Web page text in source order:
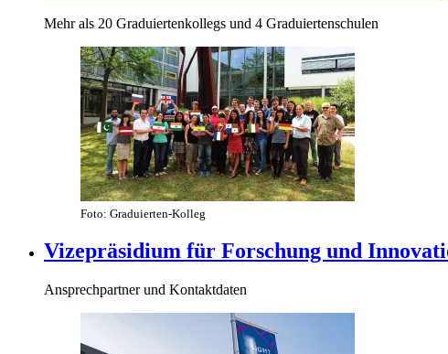
Mehr als 20 Graduiertenkollegs und 4 Graduiertenschulen
Foto: Graduierten-Kolleg
Vizepräsidium für Forschung und
Ansprechpartner und Kontaktdaten